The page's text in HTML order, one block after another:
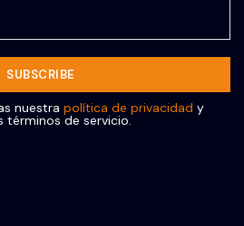
nuestra política de privacidad y
términos de servicio.